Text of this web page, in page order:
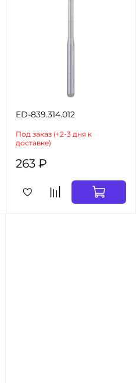
ED-839.314.012
Под заказ (+2-3 дня к
доставке)
263 ₽